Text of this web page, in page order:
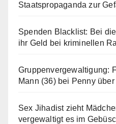
Staatspropaganda zur
Spenden Blacklist: Bei
ihr Geld bei kriminellen
Gruppenvergewaltigung:
Mann (36) bei Penny
Sex Jihadist zieht
vergewaltigt es im